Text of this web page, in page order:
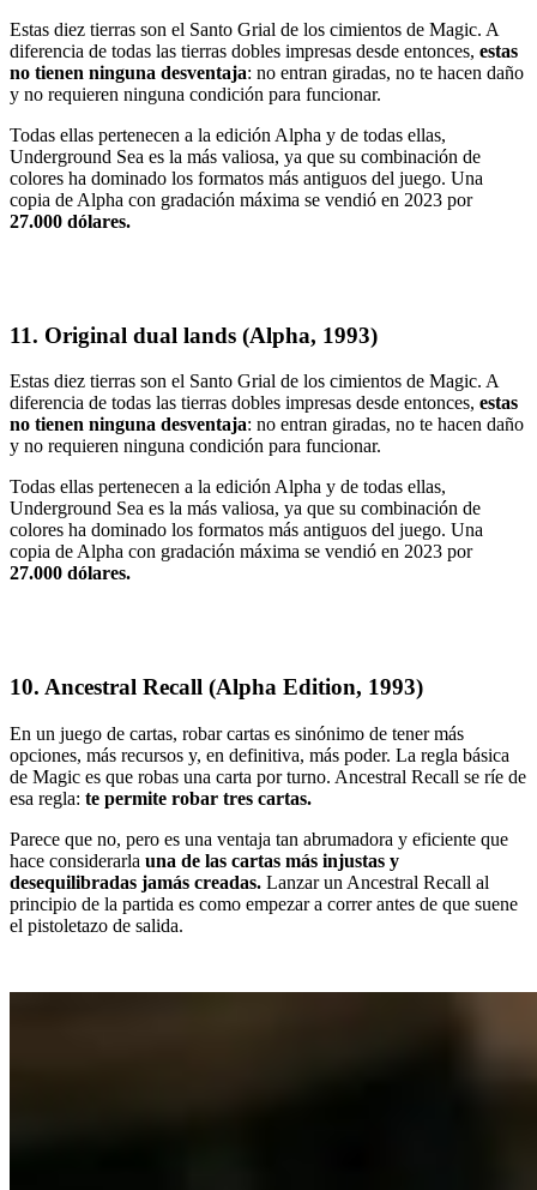
Estas diez tierras son el Santo Grial de los cimientos de Magic. A
diferencia de todas las tierras dobles impresas desde entonces, estas
no tienen ninguna desventaja: no entran giradas, no te hacen daño
y no requieren ninguna condición para funcionar.
Todas ellas pertenecen a la edición Alpha y de todas ellas,
Underground Sea es la más valiosa, ya que su combinación de
colores ha dominado los formatos más antiguos del juego. Una
copia de Alpha con gradación máxima se vendió en 2023 por
27.000 dólares.
11. Original dual lands (Alpha, 1993)
Estas diez tierras son el Santo Grial de los cimientos de Magic. A
diferencia de todas las tierras dobles impresas desde entonces, estas
no tienen ninguna desventaja: no entran giradas, no te hacen daño
y no requieren ninguna condición para funcionar.
Todas ellas pertenecen a la edición Alpha y de todas ellas,
Underground Sea es la más valiosa, ya que su combinación de
colores ha dominado los formatos más antiguos del juego. Una
copia de Alpha con gradación máxima se vendió en 2023 por
27.000 dólares.
10. Ancestral Recall (Alpha Edition, 1993)
En un juego de cartas, robar cartas es sinónimo de tener más
opciones, más recursos y, en definitiva, más poder. La regla básica
de Magic es que robas una carta por turno. Ancestral Recall se ríe de
esa regla: te permite robar tres cartas.
Parece que no, pero es una ventaja tan abrumadora y eficiente que
hace considerarla una de las cartas más injustas y
desequilibradas jamás creadas. Lanzar un Ancestral Recall al
principio de la partida es como empezar a correr antes de que suene
el pistoletazo de salida.